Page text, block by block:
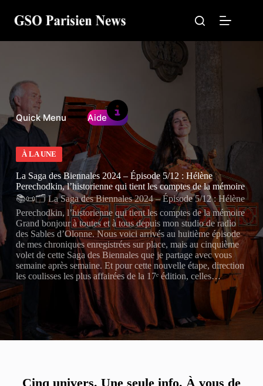
contenu
Quick Menu Aide
À LA UNE
La Saga des Biennales 2024 – Épisode 5/12 : Hélène
Perechodkin, l’historienne qui tient les comptes de la mémoire
📚📜🗂️ La Saga des Biennales 2024 – Épisode 5/12 : Hélène
Perechodkin, l’historienne qui tient les comptes de la mémoire
Grand bonjour à toutes et à tous depuis mon studio de radio
des Sables d’Olonne. Nous voici arrivés au huitième épisode
de mes chroniques enregistrées sur place, mais au cinquième
volet de cette Saga des Biennales que je partage avec vous
semaine après semaine. Et pour cette nouvelle étape, direction
les coulisses les plus affairées de la 17ᵉ édition, celles…
Cinq univers. Une seule info. À vous de